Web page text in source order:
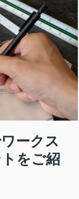
ークス
をご紹